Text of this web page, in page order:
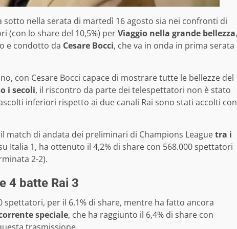
sotto nella serata di martedì 16 agosto sia nei confronti di
(con lo share del 10,5%) perViaggio nella grande bellezza,
e condotto da Cesare Bocci, che va in onda in prima serata
con Cesare Bocci capace di mostrare tutte le bellezze del
i secoli, il riscontro da parte dei telespettatori non è stato
inferiori rispetto ai due canali Rai sono stati accolti con
match di andata dei preliminari di Champions Leaguetra i
Italia 1, ha ottenuto il 4,2% di share con 568.000 spettatori
2-2).
4 batte Rai 3
spettatori, per il 6,1% di share, mentre ha fatto ancora
speciale, che ha raggiunto il 6,4% di share con